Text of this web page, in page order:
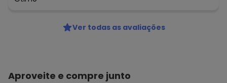
Ver todas as avaliações
Aproveite e compre junto